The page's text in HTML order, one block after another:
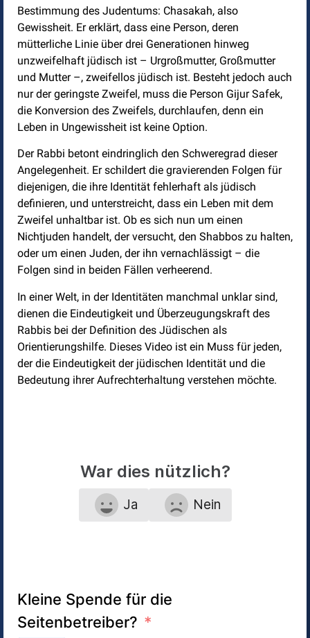
Bestimmung des Judentums: Chasakah, also
Gewissheit. Er erklärt, dass eine Person, deren
mütterliche Linie über drei Generationen hinweg
unzweifelhaft jüdisch ist – Urgroßmutter, Großmutter
und Mutter –, zweifellos jüdisch ist. Besteht jedoch auch
nur der geringste Zweifel, muss die Person Gijur Safek,
die Konversion des Zweifels, durchlaufen, denn ein
Leben in Ungewissheit ist keine Option.
Der Rabbi betont eindringlich den Schweregrad dieser
Angelegenheit. Er schildert die gravierenden Folgen für
diejenigen, die ihre Identität fehlerhaft als jüdisch
definieren, und unterstreicht, dass ein Leben mit dem
Zweifel unhaltbar ist. Ob es sich nun um einen
Nichtjuden handelt, der versucht, den Shabbos zu halten,
oder um einen Juden, der ihn vernachlässigt – die
Folgen sind in beiden Fällen verheerend.
In einer Welt, in der Identitäten manchmal unklar sind,
dienen die Eindeutigkeit und Überzeugungskraft des
Rabbis bei der Definition des Jüdischen als
Orientierungshilfe. Dieses Video ist ein Muss für jeden,
der die Eindeutigkeit der jüdischen Identität und die
Bedeutung ihrer Aufrechterhaltung verstehen möchte.
War dies nützlich?
Ja Nein
Kleine Spende für die
Seitenbetreiber?